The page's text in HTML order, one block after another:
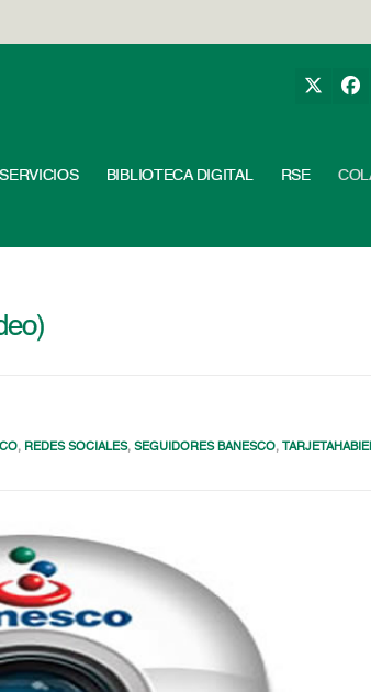
BIBLIOTECA DIGITAL RSE
, REDES SOCIALES,SEGUIDORES BANESCO,